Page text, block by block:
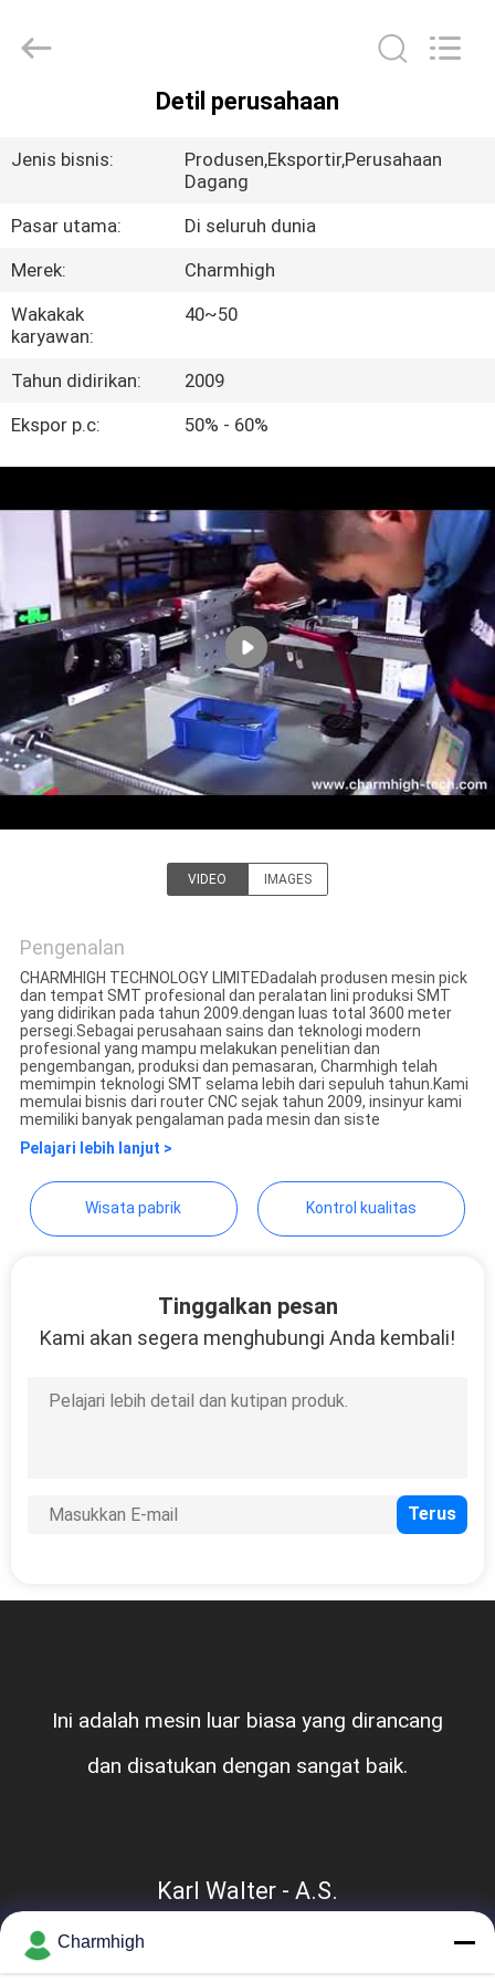
VIDEO
TENTANG
KAMI
TUR
PABRIK
KONTROL
KUALITAS
HUBUNGI
KAMI
BERITA
SHOPPING
PETA
SITUS
KEBIJAKAN
PRIVASI
TECHNOLOGY
LIMITED.
Detil perusahaan
Jenis bisnis:
Produsen,Eksportir,Perusahaan
Dagang
Pasar utama:
Di seluruh dunia
Merek:
Charmhigh
Wakakak
karyawan:
40~50
Tahun didirikan:
2009
Ekspor p.c:
50% - 60%
VIDEO IMAGES
Pengenalan
CHARMHIGH TECHNOLOGY LIMITEDadalah produsen mesin pick
dan tempat SMT profesional dan peralatan lini produksi SMT
yang didirikan pada tahun 2009.dengan luas total 3600 meter
persegi.Sebagai perusahaan sains dan teknologi modern
profesional yang mampu melakukan penelitian dan
pengembangan, produksi dan pemasaran, Charmhigh telah
memimpin teknologi SMT selama lebih dari sepuluh tahun.Kami
memulai bisnis dari router CNC sejak tahun 2009, insinyur kami
memiliki banyak pengalaman pada mesin dan siste
Pelajari lebih lanjut >
Wisata pabrik Kontrol kualitas
Tinggalkan pesan
Kami akan segera menghubungi Anda kembali!
Ini adalah mesin luar biasa yang dirancang
dan disatukan dengan sangat baik.
Karl Walter - A.S.
Charmhigh